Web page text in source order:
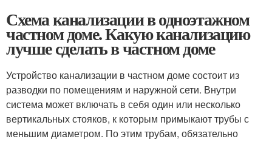
Схема канализации в одноэтажном
частном доме. Какую канализацию
лучше сделать в частном доме
Устройство канализации в частном доме состоит из
разводки по помещениям и наружной сети. Внутри
система может включать в себя один или несколько
вертикальных стояков, к которым примыкают трубы с
меньшим диаметром. По этим трубам, обязательно